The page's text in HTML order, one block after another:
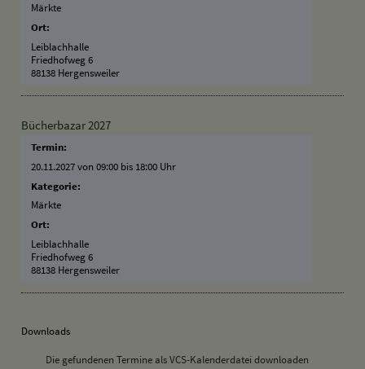
Märkte
Ort:
Leiblachhalle
Friedhofweg 6
88138 Hergensweiler
Bücherbazar 2027
Termin:
20.11.2027 von 09:00 bis 18:00 Uhr
Kategorie:
Märkte
Ort:
Leiblachhalle
Friedhofweg 6
88138 Hergensweiler
Downloads
Die gefundenen Termine als VCS-Kalenderdatei downloaden